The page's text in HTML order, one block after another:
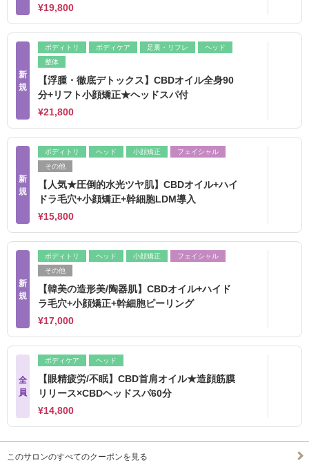
¥19,800
新
規
ボディトリ ボディケア 足裏・リフレ
ヘッド
整体
【浮腫・徹底デトックス】CBDオイル全身90
分+リフト小顔矯正★ヘッドスパ付
¥21,800
新
規
ボディトリ ヘッド 小顔矯正
フェイシャル
その他
【人気★圧倒的水光ツヤ肌】CBDオイル+ハイ
ドラ毛穴+小顔矯正+幹細胞LDM導入
¥15,800
新
規
ボディトリ ヘッド 小顔矯正
フェイシャル
その他
【韓美の造形美/陶器肌】CBDオイル+ハイド
ラ毛穴+小顔矯正+幹細胞ピーリング
¥17,000
全
員
ボディケア ヘッド
【眼精疲労/不眠】CBD首肩オイル★造顔筋膜
リリース×CBDヘッドスパ60分
¥14,800
このサロンのすべてのクーポンを見る